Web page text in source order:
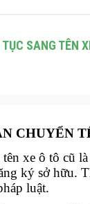
SANG TÊN
CHUYỂN
xe ô tô cũ
ký sở hữu.
luật.